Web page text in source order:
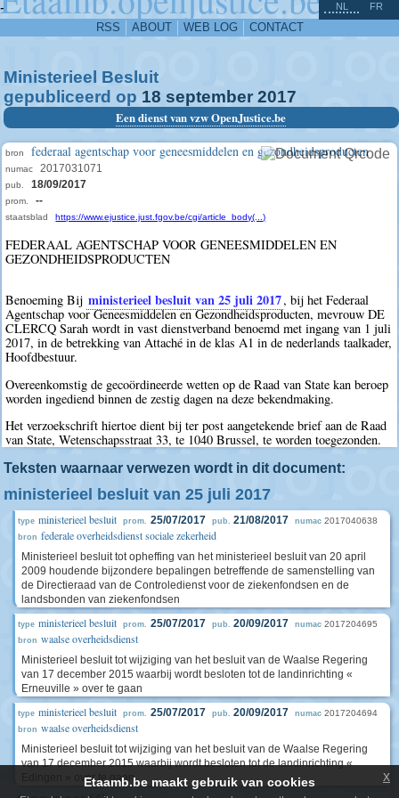
-
RSS ABOUT WEB LOG CONTACT
NL FR
Ministerieel Besluit
gepubliceerd op 18 september 2017
Een dienst van vzw OpenJustice.be
bron federaal agentschap voor geneesmiddelen en gezondheidsproducten
numac 2017031071
pub. 18/09/2017
prom. --
staatsblad https://www.ejustice.just.fgov.be/cgi/article_body(...)
FEDERAAL AGENTSCHAP VOOR GENEESMIDDELEN EN
GEZONDHEIDSPRODUCTEN
Benoeming Bij ministerieel besluit van 25 juli 2017, bij het Federaal
Agentschap voor Geneesmiddelen en Gezondheidsproducten, mevrouw DE
CLERCQ Sarah wordt in vast dienstverband benoemd met ingang van 1 juli
2017, in de betrekking van Attaché in de klas A1 in de nederlands taalkader,
Hoofdbestuur.
Overeenkomstig de gecoördineerde wetten op de Raad van State kan beroep
worden ingediend binnen de zestig dagen na deze bekendmaking.
Het verzoekschrift hiertoe dient bij ter post aangetekende brief aan de Raad
van State, Wetenschapsstraat 33, te 1040 Brussel, te worden toegezonden.
Teksten waarnaar verwezen wordt in dit document:
ministerieel besluit van 25 juli 2017
type ministerieel besluit prom. 25/07/2017 pub. 21/08/2017 numac 2017040638
bron federale overheidsdienst sociale zekerheid
Ministerieel besluit tot opheffing van het ministerieel besluit van 20 april
2009 houdende bijzondere bepalingen betreffende de samenstelling van
de Directieraad van de Controledienst voor de ziekenfondsen en de
landsbonden van ziekenfondsen
type ministerieel besluit prom. 25/07/2017 pub. 20/09/2017 numac 2017204695
bron waalse overheidsdienst
Ministerieel besluit tot wijziging van het besluit van de Waalse Regering
van 17 december 2015 waarbij wordt besloten tot de landinrichting «
Erneuville » over te gaan
type ministerieel besluit prom. 25/07/2017 pub. 20/09/2017 numac 2017204694
bron waalse overheidsdienst
Ministerieel besluit tot wijziging van het besluit van de Waalse Regering
van 17 december 2015 waarbij wordt besloten tot de landinrichting «
Edingen » over te gaan
^
Etaamb.be maakt gebruik van cookies x